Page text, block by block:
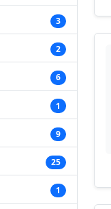
3
2
6
1
9
25
1